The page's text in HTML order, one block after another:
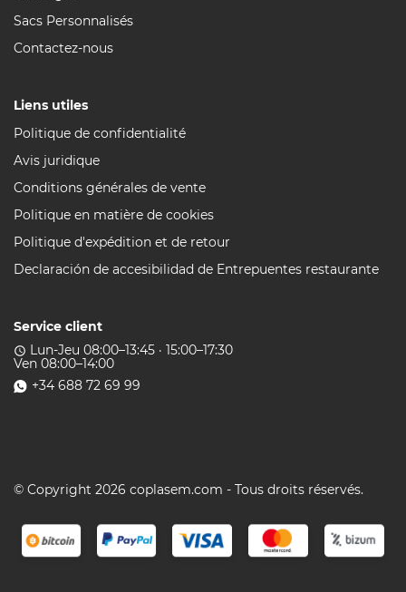
Sacs Personnalisés
Contactez-nous
Liens utiles
Politique de confidentialité
Avis juridique
Conditions générales de vente
Politique en matière de cookies
Politique d'expédition et de retour
Declaración de accesibilidad de Entrepuentes restaurante
Service client
access_time Lun-Jeu 08:00–13:45 · 15:00–17:30
Ven 08:00–14:00
+34 688 72 69 99
© Copyright 2026 coplasem.com - Tous droits réservés.